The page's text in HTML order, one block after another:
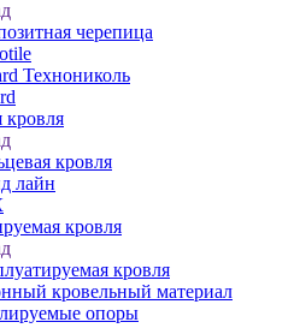
черепица
Технониколь
кровля
кровля
лайн
кровля
кровля
кровельный материал
опоры